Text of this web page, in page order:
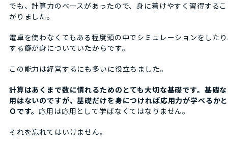
でも、計算力のベースがあったので、身に着けやすく習得する
がりました。
電卓を使わなくてもある程度頭の中でシミュレーションをした
する癖が身についていたからです。
この能力は経営するにも多いに役立ちました。
計算はあくまで数に慣れるためのとても大切な基礎です。基礎
用はないのですが、基礎だけを身につければ応用力が学べるか
Ｏです。応用は応用として学ばなくてはなりません。
それを忘れてはいけません。